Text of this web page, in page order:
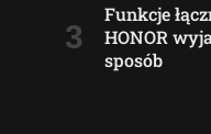
Funkcje
HONOR
sposób